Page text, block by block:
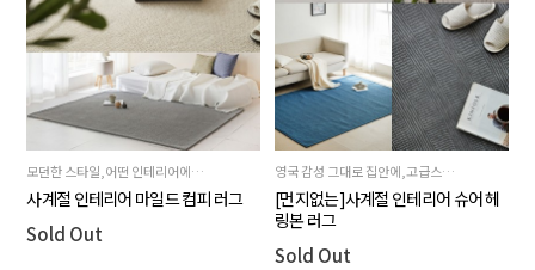
모던한 스타일,어떤 인테리어에도 잘어울리는 러그
사계절 인테리어 마일드 컴피 러그
Sold Out
영국 감성 그대로 집안에,고급스러운 패턴으로 세련된 분위기 연출
[먼지없는]사계절 인테리어 슈어 헤
링본 러그
Sold Out